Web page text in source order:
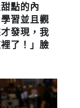
點的內
習並且觀
發現，我
了！」臉